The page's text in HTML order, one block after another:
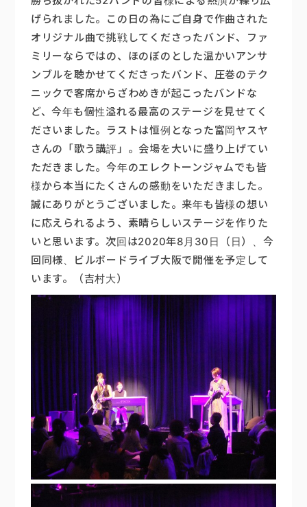
げられました。この日の為にご自身で作曲された
オリジナル曲で挑戦してくださったバンド、ファ
ミリーならではの、ほのぼのとした温かいアンサ
ンブルを聴かせてくださったバンド、圧巻のテク
ニックで客席からざわめきが起こったバンドな
ど、今年も個性溢れる最高のステージを見せてく
ださいました。ラストは恒例となった富岡ヤスヤ
さんの「歌う講評」。会場を大いに盛り上げてい
ただきました。今年のエレクトーンジャムでも皆
様から本当にたくさんの感動をいただきました。
誠にありがとうございました。来年も皆様の想い
に応えられるよう、素晴らしいステージを作りた
いと思います。次回は2020年8月30日（日）、今
回同様、ビルボードライブ大阪で開催を予定して
います。（吉村大）